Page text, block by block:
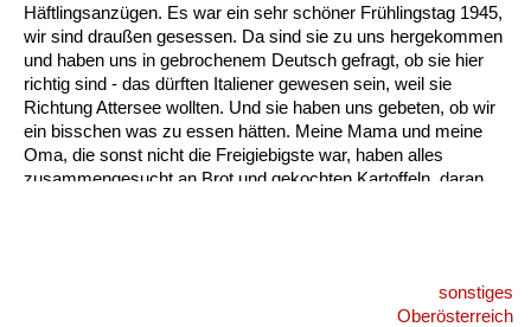
Häftlingsanzügen. Es war ein sehr schöner Frühlingstag 1945,
wir sind draußen gesessen. Da sind sie zu uns hergekommen
und haben uns in gebrochenem Deutsch gefragt, ob sie hier
richtig sind - das dürften Italiener gewesen sein, weil sie
Richtung Attersee wollten. Und sie haben uns gebeten, ob wir
ein bisschen was zu essen hätten. Meine Mama und meine
Oma, die sonst nicht die Freigiebigste war, haben alles
zusammengesucht an Brot und gekochten Kartoffeln, daran
sonstiges
Oberösterreich